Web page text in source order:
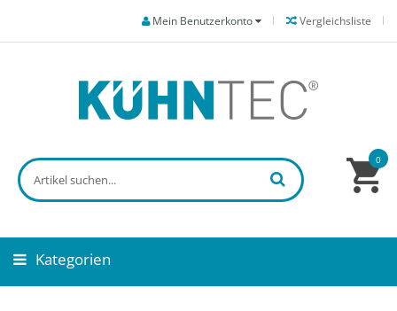
Vergleichsliste
Mein Benutzerkonto
0
Kategorien